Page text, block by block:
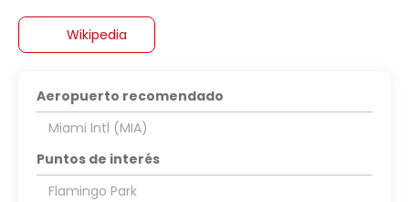
Wikipedia
Aeropuerto recomendado
Miami Intl (MIA)
Puntos de interés
Flamingo Park